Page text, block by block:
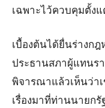
เฉพาะไว้ควบคุมตั้ง
เบื้องต้นได้ยื่นร่างก
ประธานสภาผู้แทนร
พิจารณาแล้วเห็นว่าเ
เรื่องมาที่ท่านนายก